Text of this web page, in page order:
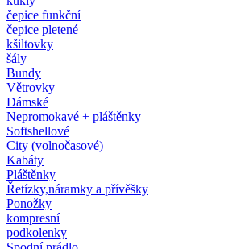
čepice funkční
čepice pletené
kšiltovky
šály
Bundy
Větrovky
Dámské
Nepromokavé + pláštěnky
Softshellové
City (volnočasové)
Kabáty
Pláštěnky
Řetízky,náramky a přívěšky
Ponožky
kompresní
podkolenky